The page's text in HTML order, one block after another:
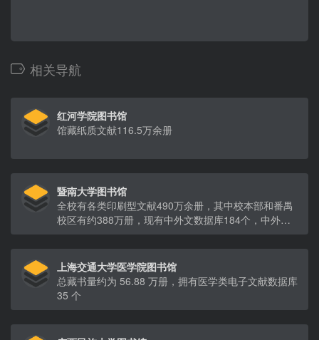
相关导航
红河学院图书馆
馆藏纸质文献116.5万余册
暨南大学图书馆
全校有各类印刷型文献490万余册，其中校本部和番禺
校区有约388万册，现有中外文数据库184个，中外文
电子书265万种，电子期刊5万种
上海交通大学医学院图书馆
总藏书量约为 56.88 万册，拥有医学类电子文献数据库
35 个